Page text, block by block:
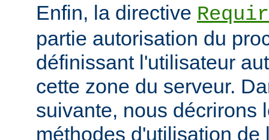
Enfin, la directive
partie autorisation du
définissant l'utilisateur
cette zone du serveur.
suivante, nous décrirons
méthodes d'utilisation de